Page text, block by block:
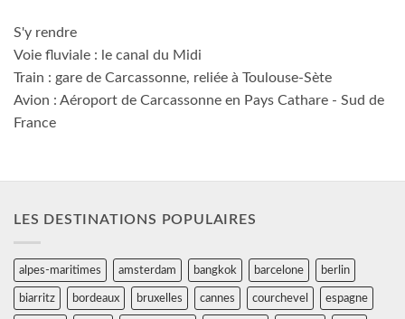
S'y rendre
Voie fluviale : le canal du Midi
Train : gare de Carcassonne, reliée à Toulouse-Sète
Avion : Aéroport de Carcassonne en Pays Cathare - Sud de
France
LES DESTINATIONS POPULAIRES
alpes-maritimes amsterdam bangkok barcelone berlin
biarritz bordeaux bruxelles cannes courchevel espagne